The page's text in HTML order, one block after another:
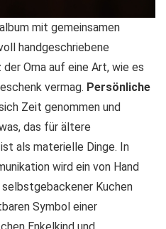
mit gemeinsamen
handgeschriebene
Oma auf eine Art, wie es
vermag. Persönliche
Zeit genommen und
das für ältere
als materielle Dinge. In
wird ein von Hand
Kuchen
Symbol einer